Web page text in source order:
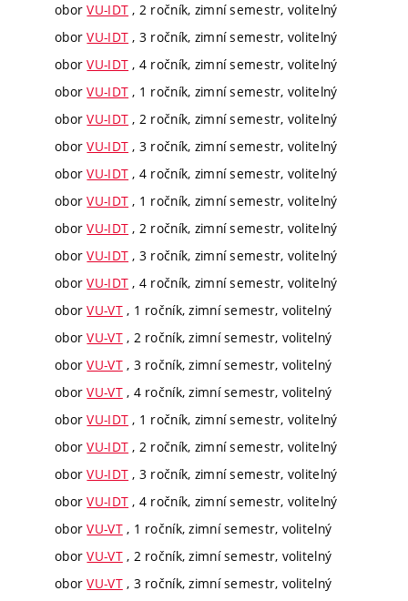
oborVU-IDT , 2 ročník, zimní semestr, volitelný
oborVU-IDT , 3 ročník, zimní semestr, volitelný
oborVU-IDT , 4 ročník, zimní semestr, volitelný
oborVU-IDT , 1 ročník, zimní semestr, volitelný
oborVU-IDT , 2 ročník, zimní semestr, volitelný
oborVU-IDT , 3 ročník, zimní semestr, volitelný
oborVU-IDT , 4 ročník, zimní semestr, volitelný
oborVU-IDT , 1 ročník, zimní semestr, volitelný
oborVU-IDT , 2 ročník, zimní semestr, volitelný
oborVU-IDT , 3 ročník, zimní semestr, volitelný
oborVU-IDT , 4 ročník, zimní semestr, volitelný
oborVU-VT, 1 ročník, zimní semestr, volitelný
oborVU-VT, 2 ročník, zimní semestr, volitelný
oborVU-VT, 3 ročník, zimní semestr, volitelný
oborVU-VT, 4 ročník, zimní semestr, volitelný
oborVU-IDT , 1 ročník, zimní semestr, volitelný
oborVU-IDT , 2 ročník, zimní semestr, volitelný
oborVU-IDT , 3 ročník, zimní semestr, volitelný
oborVU-IDT , 4 ročník, zimní semestr, volitelný
oborVU-VT, 1 ročník, zimní semestr, volitelný
oborVU-VT, 2 ročník, zimní semestr, volitelný
oborVU-VT, 3 ročník, zimní semestr, volitelný